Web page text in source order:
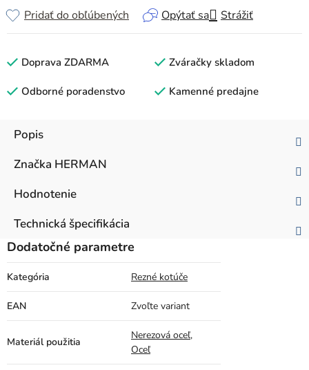
Opýtať sa Strážiť
Pridať do obľúbených
Doprava ZDARMA Zváračky skladom
Odborné poradenstvo Kamenné predajne
Popis
Značka HERMAN
Hodnotenie
Technická špecifikácia
Dodatočné parametre
Kategória Rezné kotúče
EAN Zvoľte variant
Materiál použitia
Nerezová oceľ,
Oceľ